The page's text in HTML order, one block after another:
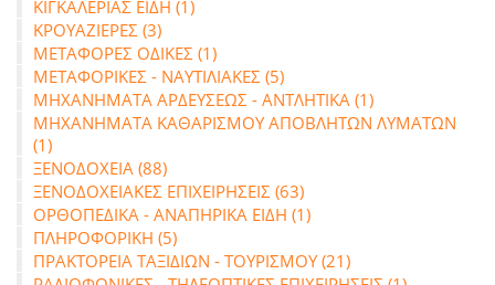
ΚΙΓΚΑΛΕΡΙΑΣ ΕΙΔΗ (1)
ΚΡΟΥΑΖΙΕΡΕΣ (3)
ΜΕΤΑΦΟΡΕΣ ΟΔΙΚΕΣ (1)
ΜΕΤΑΦΟΡΙΚΕΣ - ΝΑΥΤΙΛΙΑΚΕΣ (5)
ΜΗΧΑΝΗΜΑΤΑ ΑΡΔΕΥΣΕΩΣ - ΑΝΤΛΗΤΙΚΑ (1)
ΜΗΧΑΝΗΜΑΤΑ ΚΑΘΑΡΙΣΜΟΥ ΑΠΟΒΛΗΤΩΝ ΛΥΜΑΤΩΝ
(1)
ΞΕΝΟΔΟΧΕΙΑ (88)
ΞΕΝΟΔΟΧΕΙΑΚΕΣ ΕΠΙΧΕΙΡΗΣΕΙΣ (63)
ΟΡΘΟΠΕΔΙΚΑ - ΑΝΑΠΗΡΙΚΑ ΕΙΔΗ (1)
ΠΛΗΡΟΦΟΡΙΚΗ (5)
ΠΡΑΚΤΟΡΕΙΑ ΤΑΞΙΔΙΩΝ - ΤΟΥΡΙΣΜΟΥ (21)